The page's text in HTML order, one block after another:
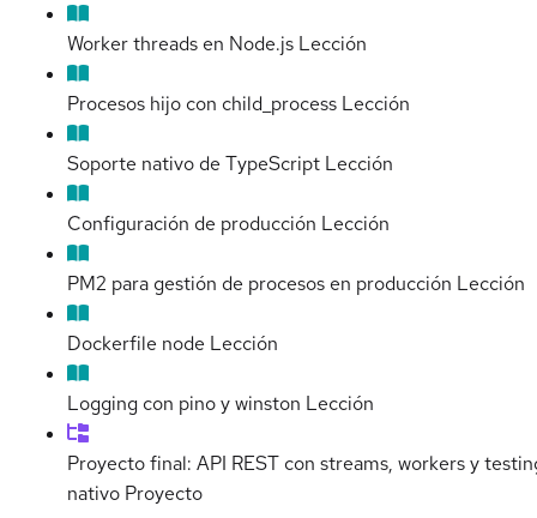
Worker threads en Node.js Lección
Procesos hijo con child_process Lección
Soporte nativo de TypeScript Lección
Configuración de producción Lección
PM2 para gestión de procesos en producción Lección
Dockerfile node Lección
Logging con pino y winston Lección
Proyecto final: API REST con streams, workers y
nativo Proyecto